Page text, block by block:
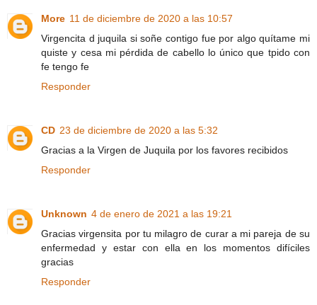
More 11 de diciembre de 2020 a las 10:57
Virgencita d juquila si soñe contigo fue por algo quítame mi
quiste y cesa mi pérdida de cabello lo único que tpido con
fe tengo fe
Responder
CD 23 de diciembre de 2020 a las 5:32
Gracias a la Virgen de Juquila por los favores recibidos
Responder
Unknown 4 de enero de 2021 a las 19:21
Gracias virgensita por tu milagro de curar a mi pareja de su
enfermedad y estar con ella en los momentos difíciles
gracias
Responder